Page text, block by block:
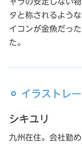
タと称されるよう
イコンが金魚だっ
た。
⚪︎ イラストレ
シキユリ
九州在住。会社勤